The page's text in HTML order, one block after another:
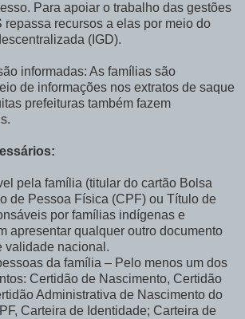
Para apoiar o trabalho das gestões
repassa recursos a elas por meio do
(IGD).
informadas: As famílias são
de informações nos extratos de saque
prefeituras também fazem
pela família (titular do cartão Bolsa
de Pessoa Física (CPF) ou Título de
por famílias indígenas e
apresentar qualquer outro documento
validade nacional.
da família – Pelo menos um dos
Certidão de Nascimento, Certidão
Administrativa de Nascimento do
Carteira de Identidade; Carteira de